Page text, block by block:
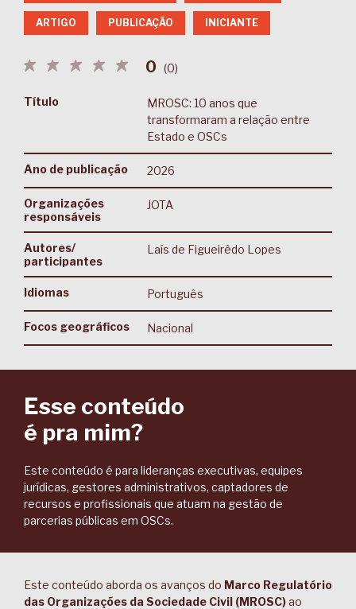
ARTIGO PUBLICAÇÃO INICIANTE
0 (0)
Título
MROSC: 10 anos que
transformaram a relação entre
Estado e OSCs
Ano de publicação 2026
Organizações
responsáveis
JOTA
Autores/
participantes
Laís de Figueirêdo Lopes
Idiomas Português
Focos geográficos Nacional
Esse conteúdo
é pra mim?
Este conteúdo é para lideranças executivas, equipes
jurídicas, gestores administrativos, captadores de
recursos e profissionais que atuam na gestão de
parcerias públicas em OSCs.
Este conteúdo aborda os avanços do Marco Regulatório
das Organizações da Sociedade Civil (MROSC)ao